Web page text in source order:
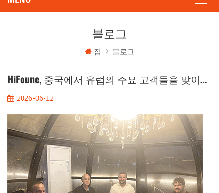
블로그
집 블로그
HiFoune, 중국에서 유럽의 주요 고객들을 맞이하다
2026-06-12